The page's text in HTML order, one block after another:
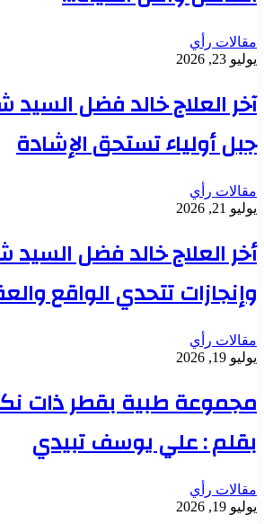
مقالات رأي
يوليو 23, 2026
آخر العلاج خالد فضل
جبل أولياء تستحق الإشادة
مقالات رأي
يوليو 21, 2026
أخر العلاج خالد فضل السيد
وإنجازات تتحدي الواقع
مقالات رأي
يوليو 19, 2026
مجموعة طبية بقطر ذات
بقلم : علي يوسف تبيدي
مقالات رأي
يوليو 19, 2026